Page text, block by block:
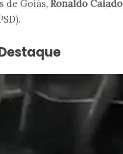
de Goiás, Ronaldo Caiado